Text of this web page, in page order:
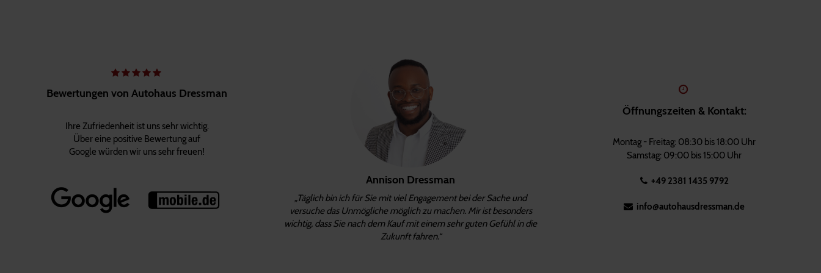
Bewertungen von Autohaus Dressman
Ihre Zufriedenheit ist uns sehr wichtig.
Über eine positive Bewertung auf
Google würden wir uns sehr freuen!
Annison Dressman
„Täglich bin ich für Sie mit viel Engagement bei der Sache und
versuche das Unmögliche möglich zu machen. Mir ist besonders
wichtig, dass Sie nach dem Kauf mit einem sehr guten Gefühl in die
Zukunft fahren.“
Öffnungszeiten & Kontakt:
Montag - Freitag: 08:30 bis 18:00 Uhr
Samstag: 09:00 bis 15:00 Uhr
+49 2381 1435 9792
info@autohausdressman.de